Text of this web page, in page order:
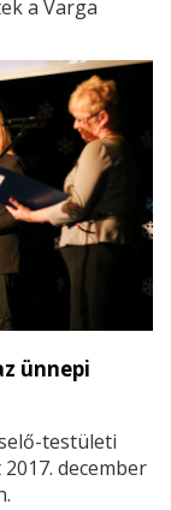
a Varga
ünnepi
testületi
december